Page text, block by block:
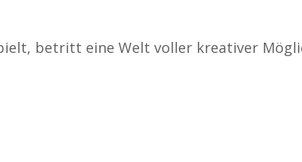
betritt eine Welt voller kreativer